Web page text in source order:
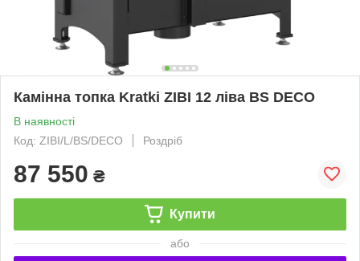
Камінна топка Kratki ZIBI 12 ліва BS DECO
В наявності
Код: ZIBI/L/BS/DECO
Роздріб
87 550 ₴
Купити
або